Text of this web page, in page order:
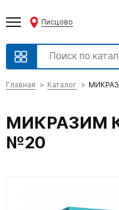
Писцово
Главная Каталог
МИКРАЗИМ
№20